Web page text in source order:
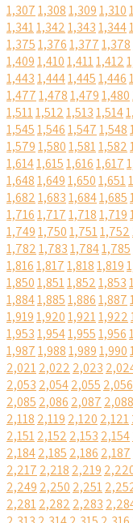
1,3071,3081,3091,310
1,3411,3421,3431,344
1,3751,3761,3771,378
1,4091,4101,4111,412
1,4431,4441,4451,446
1,4771,4781,4791,480
1,5111,5121,5131,514
1,5451,5461,5471,548
1,5791,5801,5811,582
1,6141,6151,6161,617
1,6481,6491,6501,651
1,6821,6831,6841,685
1,7161,7171,7181,719
1,7491,7501,7511,752
1,7821,7831,7841,785
1,8161,8171,8181,819
1,8501,8511,8521,853
1,8841,8851,8861,887
1,9191,9201,9211,922
1,9531,9541,9551,956
1,9871,9881,9891,990
2,0212,022 2,023
2,053 2,0542,055 2,056
2,085 2,086 2,087 2,088
2,118 2,119 2,120 2,121
2,1512,152 2,153 2,154
2,1842,185 2,186 2,187
2,217 2,218 2,219
2,249 2,250 2,251
2,2812,282 2,283